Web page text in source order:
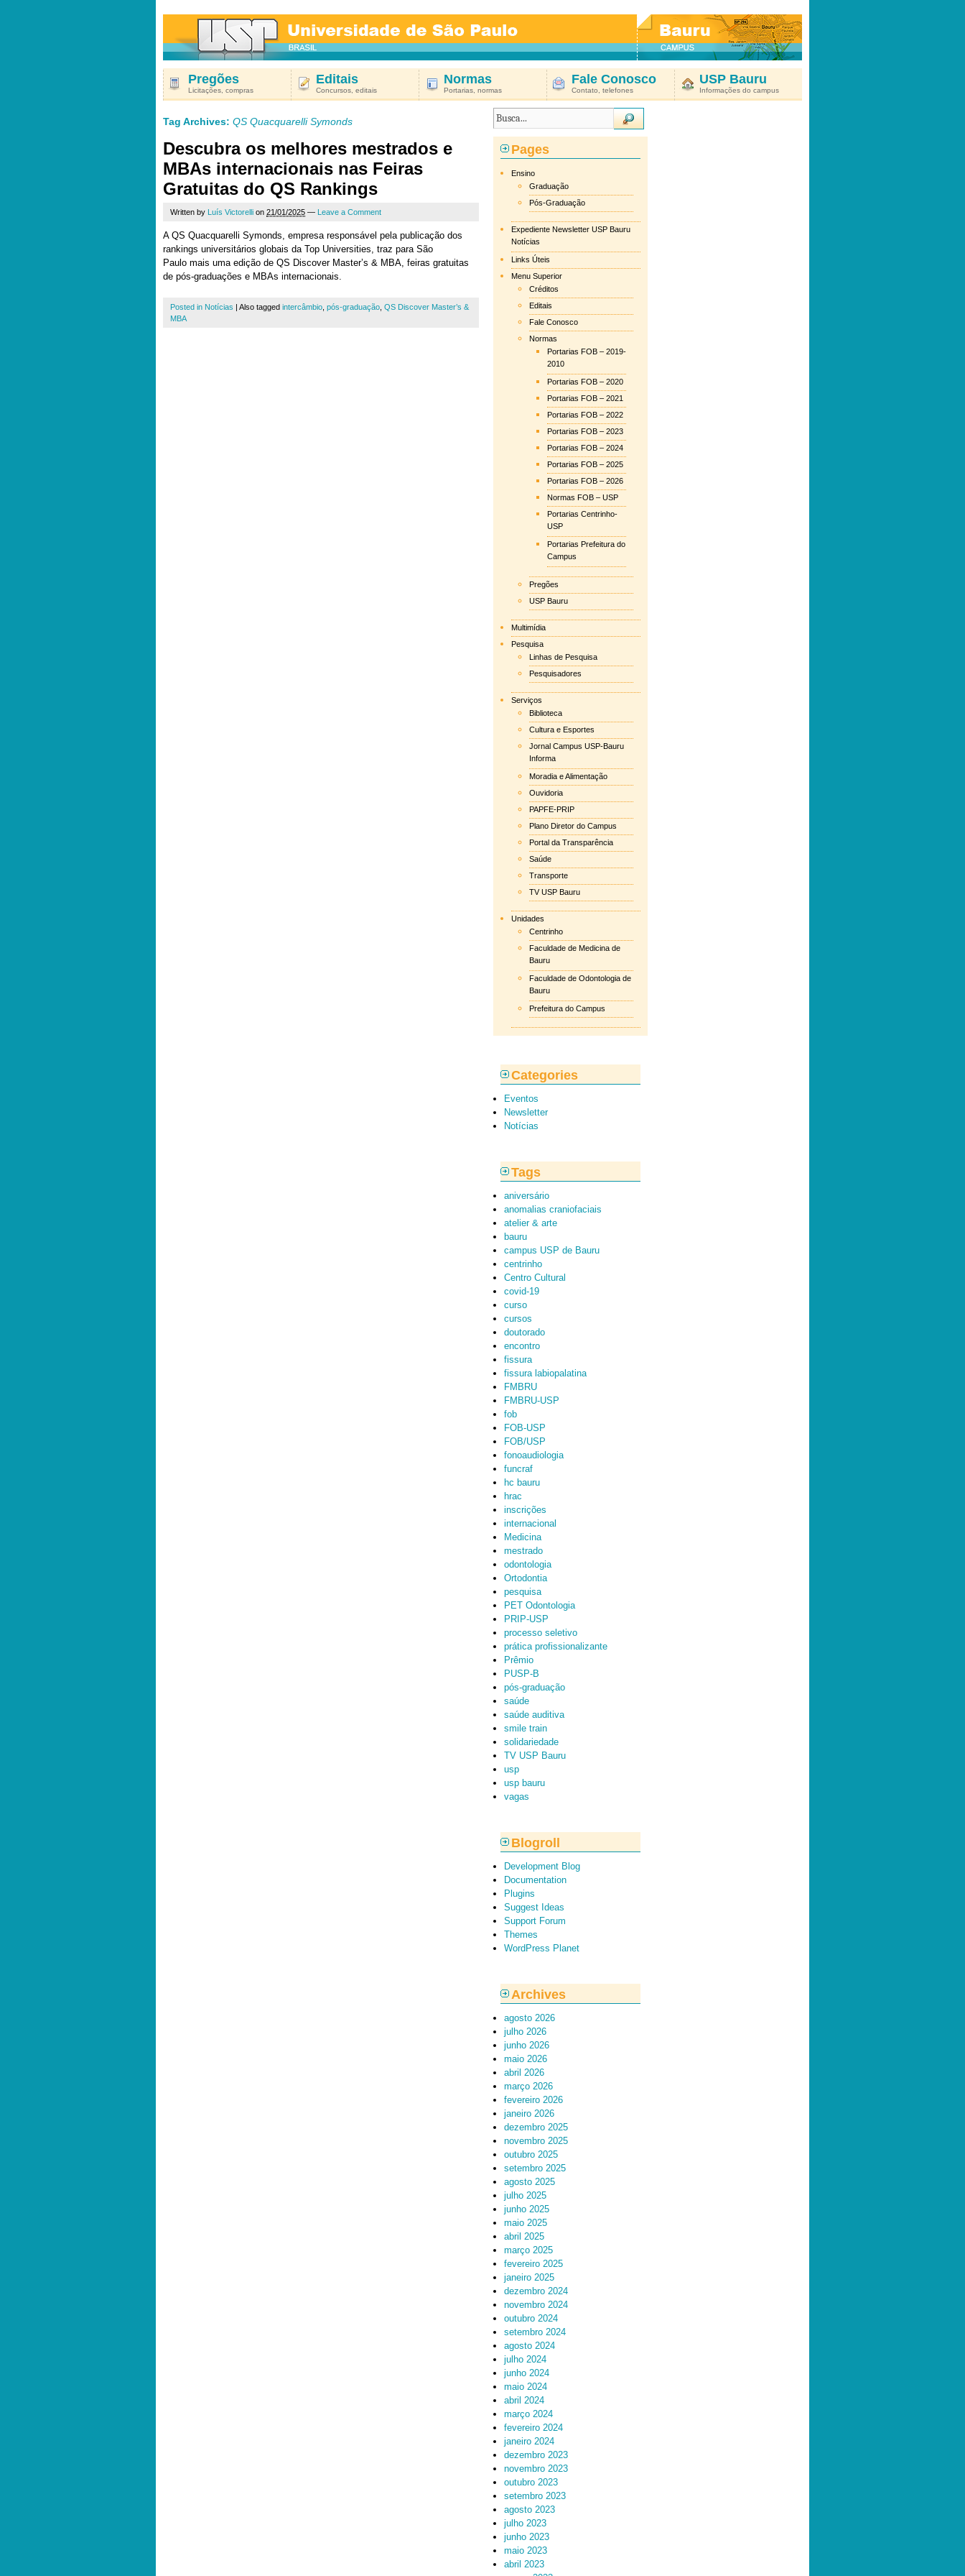
Pregões
Licitações, compras
Editais
Concursos, editais
Normas
Portarias, normas
Fale Conosco
Contato, telefones
USP Bauru
Informações do campus
Tag Archives: QS Quacquarelli Symonds
Descubra os melhores mestrados e
MBAs internacionais nas Feiras
Gratuitas do QS Rankings
Written by Luís Victorelli on 21/01/2025 — Leave a Comment
A QS Quacquarelli Symonds, empresa responsável pela publicação dos
rankings universitários globais da Top Universities, traz para São
Paulo mais uma edição de QS Discover Master’s & MBA, feiras gratuitas
de pós-graduações e MBAs internacionais.
Posted in Notícias | Also tagged intercâmbio pós-graduação QS Discover Master’s &
MBA
Pages
Ensino
Graduação
Pós-Graduação
Expediente Newsletter USP Bauru
Notícias
Links Úteis
Menu Superior
Créditos
Editais
Fale Conosco
Normas
Portarias FOB – 2019-
2010
Portarias FOB – 2020
Portarias FOB – 2021
Portarias FOB – 2022
Portarias FOB – 2023
Portarias FOB – 2024
Portarias FOB – 2025
Portarias FOB – 2026
Normas FOB – USP
Portarias Centrinho-
USP
Portarias Prefeitura do
Campus
Pregões
USP Bauru
Multimídia
Pesquisa
Linhas de Pesquisa
Pesquisadores
Serviços
Biblioteca
Cultura e Esportes
Jornal Campus USP-Bauru
Informa
Moradia e Alimentação
Ouvidoria
PAPFE-PRIP
Plano Diretor do Campus
Portal da Transparência
Saúde
Transporte
TV USP Bauru
Unidades
Centrinho
Faculdade de Medicina de
Bauru
Faculdade de Odontologia de
Bauru
Prefeitura do Campus
Categories
Eventos
Newsletter
Notícias
Tags
aniversário
anomalias craniofaciais
atelier & arte
bauru
campus USP de Bauru
centrinho
Centro Cultural
covid-19
curso
cursos
doutorado
encontro
fissura
fissura labiopalatina
FMBRU
FMBRU-USP
fob
FOB-USP
FOB/USP
fonoaudiologia
funcraf
hc bauru
hrac
inscrições
internacional
Medicina
mestrado
odontologia
Ortodontia
pesquisa
PET Odontologia
PRIP-USP
processo seletivo
prática profissionalizante
Prêmio
PUSP-B
pós-graduação
saúde
saúde auditiva
smile train
solidariedade
TV USP Bauru
usp
usp bauru
vagas
Blogroll
Development Blog
Documentation
Plugins
Suggest Ideas
Support Forum
Themes
WordPress Planet
Archives
agosto 2026
julho 2026
junho 2026
maio 2026
abril 2026
março 2026
fevereiro 2026
janeiro 2026
dezembro 2025
novembro 2025
outubro 2025
setembro 2025
agosto 2025
julho 2025
junho 2025
maio 2025
abril 2025
março 2025
fevereiro 2025
janeiro 2025
dezembro 2024
novembro 2024
outubro 2024
setembro 2024
agosto 2024
julho 2024
junho 2024
maio 2024
abril 2024
março 2024
fevereiro 2024
janeiro 2024
dezembro 2023
novembro 2023
outubro 2023
setembro 2023
agosto 2023
julho 2023
junho 2023
maio 2023
abril 2023